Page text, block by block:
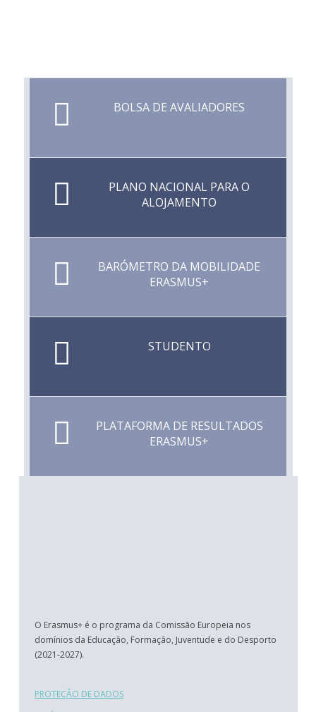
BOLSA DE AVALIADORES
PLANO NACIONAL PARA O
ALOJAMENTO
BARÓMETRO DA MOBILIDADE
ERASMUS+
STUDENTO
PLATAFORMA DE RESULTADOS
ERASMUS+
O Erasmus+ é o programa da Comissão Europeia nos
domínios da Educação, Formação, Juventude e do Desporto
(2021-2027).
PROTEÇÃO DE DADOS